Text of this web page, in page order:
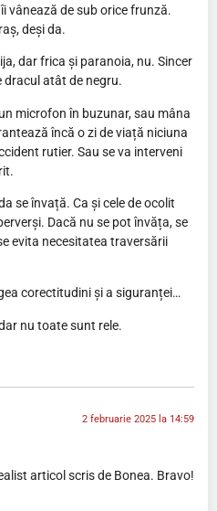
vânează de sub orice frunză.
deși da.
dar frica și paranoia, nu. Sincer
dracul atât de negru.
microfon în buzunar, sau mâna
încă o zi de viață niciuna
rutier. Sau se va interveni
se învață. Ca și cele de ocolit
Dacă nu se pot învăța, se
evita necesitatea traversării
corectitudini și a siguranței…
nu toate sunt rele.
2 februarie 2025 la 14:59
articol scris de Bonea. Bravo!